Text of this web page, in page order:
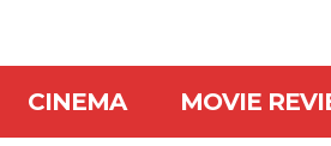
CINEMA MOVIE